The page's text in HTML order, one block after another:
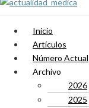
Inicio
Artículos
Número Actual
Archivo
2026
2025